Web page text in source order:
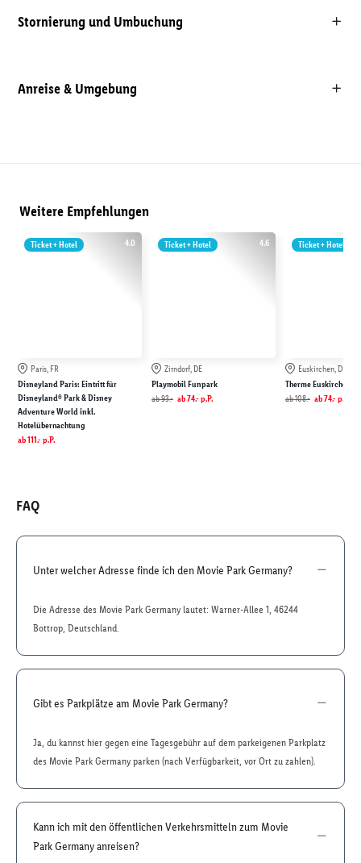
Stornierung und Umbuchung
Anreise & Umgebung
Weitere Empfehlungen
4.0
Ticket + Hotel
Paris, FR
Disneyland Paris: Eintritt für
Disneyland® Park & Disney
Adventure World inkl.
Hotelübernachtung
ab111.- p.P.
4.6
Ticket + Hotel
Zirndorf, DE
Playmobil Funpark
ab93.- ab74.- p.P.
Ticket + Hotel
Euskirchen, DE
Therme Euskirchen
ab108.- ab74.- p.P.
FAQ
Unter welcher Adresse finde ich den Movie Park Germany?
Die Adresse des Movie Park Germany lautet: Warner-Allee 1, 46244
Bottrop, Deutschland.
Gibt es Parkplätze am Movie Park Germany?
Ja, du kannst hier gegen eine Tagesgebühr auf dem parkeigenen Parkplatz
des Movie Park Germany parken (nach Verfügbarkeit, vor Ort zu zahlen).
Kann ich mit den öffentlichen Verkehrsmitteln zum Movie
Park Germany anreisen?